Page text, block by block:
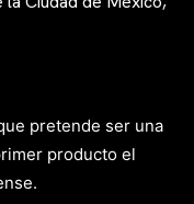
pretende ser una
producto el